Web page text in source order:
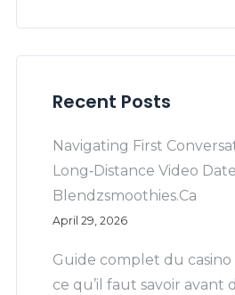
Recent Posts
Navigating First
Long‑Distance Video
Blendzsmoothies.Ca
April 29, 2026
Guide complet du
ce qu’il faut savoir avant